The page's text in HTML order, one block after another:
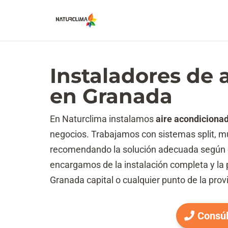
Instaladores de
en Granada
En Naturclima instalamosaire
negocios. Trabajamos con sistemas split,
recomendando la solución adecuada
encargamos de la instalación completa y
Granada capital o cualquier punto de la